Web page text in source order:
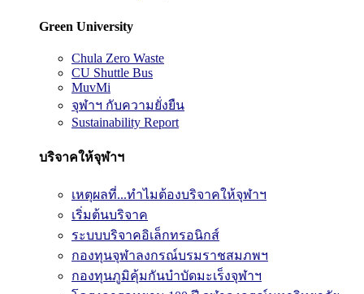
Green University
Chula Zero Waste
CU Shuttle Bus
MuvMi
จุฬาฯ กับความยั่งยืน
Sustainability Report
บริจาคให้จุฬาฯ
เหตุผลที่...ทำไมต้องบริจาคให้จุฬาฯ
เริ่มต้นบริจาค
ระบบบริจาคอิเล็กทรอนิกส์
กองทุนจุฬาลงกรณ์บรมราชสมภพฯ
กองทุนภูมิคุ้มกันบำบัดมะเร็งจุฬาฯ